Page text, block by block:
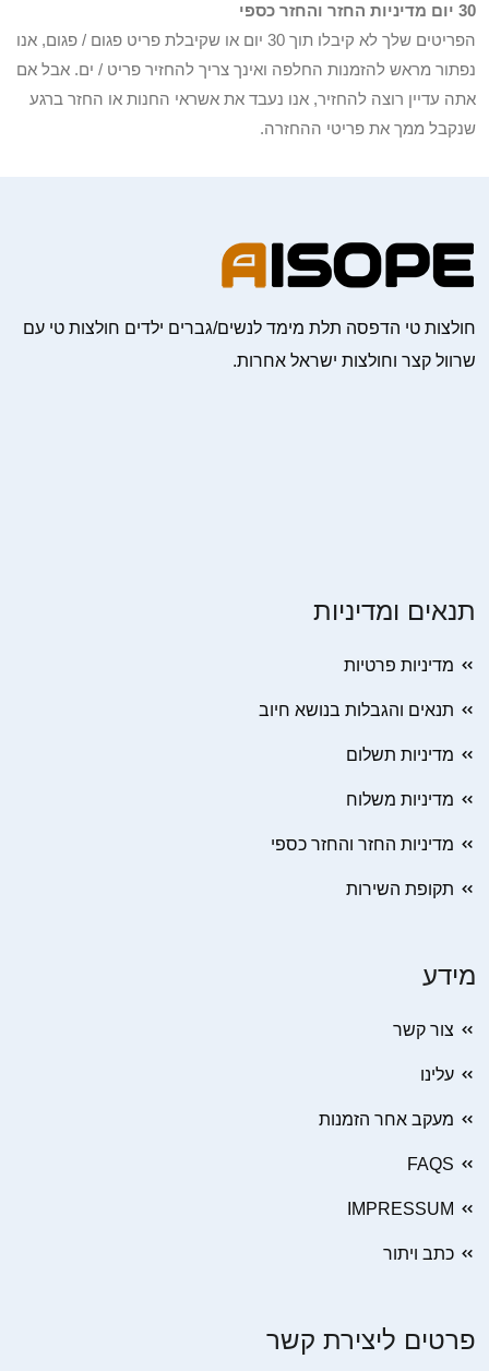
30 יום מדיניות החזר והחזר כספי
הפריטים שלך לא קיבלו תוך 30 יום או שקיבלת פריט פגום / פגום, אנו
נפתור מראש להזמנות החלפה ואינך צריך להחזיר פריט / ים. אבל אם
אתה עדיין רוצה להחזיר, אנו נעבד את אשראי החנות או החזר ברגע
שנקבל ממך את פריטי ההחזרה.
חולצות טי הדפסה תלת מימד לנשים/גברים ילדים חולצות טי עם
שרוול קצר וחולצות ישראל אחרות.
תנאים ומדיניות
מדיניות פרטיות
תנאים והגבלות בנושא חיוב
מדיניות תשלום
מדיניות משלוח
מדיניות החזר והחזר כספי
תקופת השירות
מידע
צור קשר
עלינו
מעקב אחר הזמנות
FAQS
IMPRESSUM
כתב ויתור
פרטים ליצירת קשר